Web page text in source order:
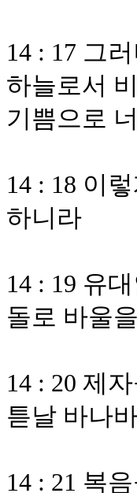
14 : 17 그
하늘로서
기쁨으로
14 : 18 이
하니라
14 : 19 유
돌로 바울
14 : 20 제
튿날 바나
14 : 21 복